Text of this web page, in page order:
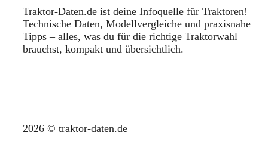
Traktor-Daten.de ist deine Infoquelle für Traktoren!
Technische Daten, Modellvergleiche und praxisnahe
Tipps – alles, was du für die richtige Traktorwahl
brauchst, kompakt und übersichtlich.
2026 © traktor-daten.de